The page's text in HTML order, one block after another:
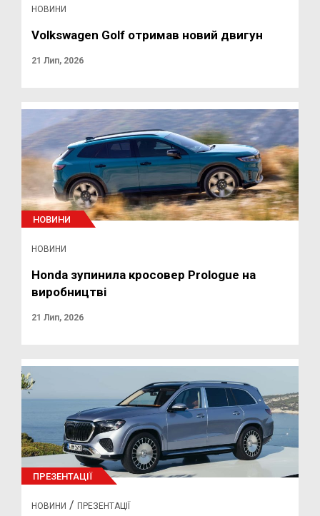
НОВИНИ
Volkswagen Golf отримав новий двигун
21 Лип, 2026
НОВИНИ
НОВИНИ
Honda зупинила кросовер Prologue на
виробництві
21 Лип, 2026
ПРЕЗЕНТАЦІЇ
НОВИНИ / ПРЕЗЕНТАЦІЇ